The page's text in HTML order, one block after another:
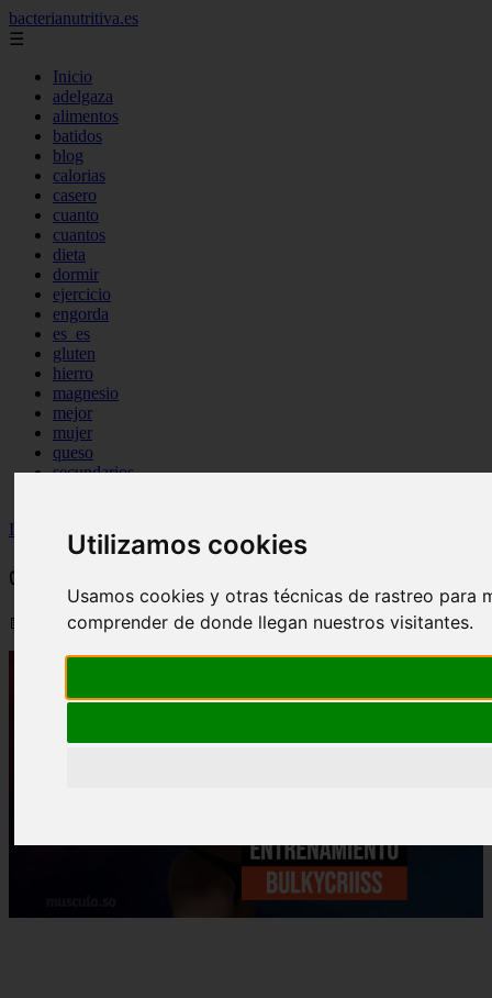
Utilizamos cookies
Usamos cookies y otras técnicas de rastreo para
comprender de donde llegan nuestros visitantes.
bacterianutritiva.es
☰
Inicio
adelgaza
alimentos
batidos
blog
calorias
casero
cuanto
cuantos
dieta
dormir
ejercicio
engorda
es_es
gluten
hierro
magnesio
mejor
mujer
queso
secundarios
Inicio
wfitzone ✅ Rutina y dieta de BulkyCriiss
✅ Rutina y dieta de BulkyCriiss
📅 07/09/2025